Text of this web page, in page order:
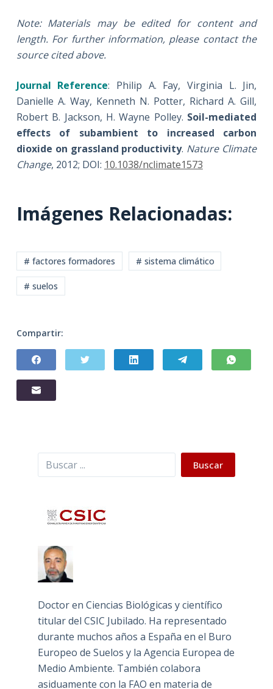
Note: Materials may be edited for content and
length. For further information, please contact the
source cited above.
Journal Reference: Philip A. Fay, Virginia L. Jin,
Danielle A. Way, Kenneth N. Potter, Richard A. Gill,
Robert B. Jackson, H. Wayne Polley. Soil-mediated
effects of subambient to increased carbon
dioxide on grassland productivity. Nature Climate
Change, 2012; DOI: 10.1038/nclimate1573
Imágenes Relacionadas:
# factores formadores # sistema climático
# suelos
Compartir:
Buscar Buscar
Doctor en Ciencias Biológicas y científico
titular del CSIC Jubilado. Ha representado
durante muchos años a España en el Buro
Europeo de Suelos y la Agencia Europea de
Medio Ambiente. También colabora
asiduamente con la FAO en materia de